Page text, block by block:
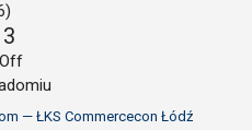
3
— ŁKS Commercecon Łódź